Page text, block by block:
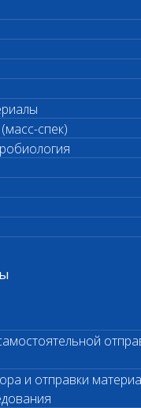
спек)
и отправки